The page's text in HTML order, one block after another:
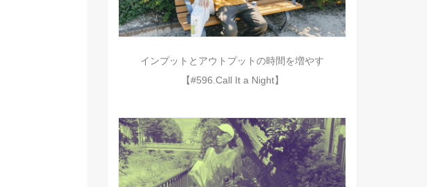
インプットとアウトプットの時間を増やす
【#596.Call It a Night】